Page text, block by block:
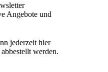
Angebote und
jederzeit hier
werden.